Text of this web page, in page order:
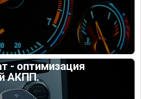
- оптимизация
АКПП.